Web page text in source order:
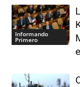
Informando
Primero